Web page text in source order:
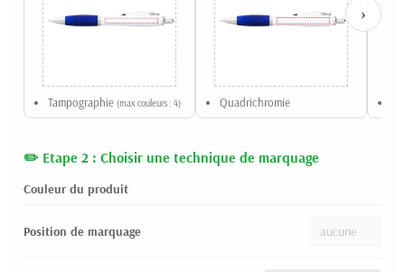
Tampographie (max couleurs : 4) Quadrichromie
›
Etape 2 : Choisir une technique de marquage
Couleur du produit
Position de marquage